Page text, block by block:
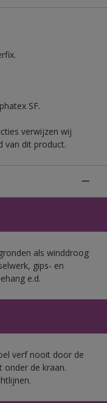
SF.
verwijzen wij
van dit product.
als winddroog
gips- en
e.d.
verf nooit door de
onder de kraan.